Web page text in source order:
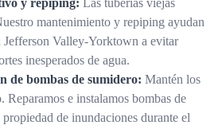
mantenimiento y repiping ayudan
Jefferson Valley-Yorktown a evitar
inesperados de agua.
de bombas de sumidero: Mantén los
Reparamos e instalamos bombas de
de inundaciones durante el